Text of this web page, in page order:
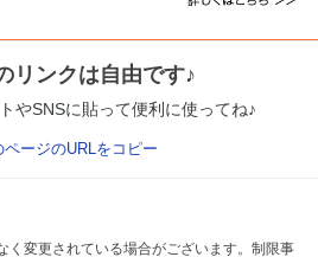
リンクは自由です♪
やSNSに貼って便利に使ってね♪
ページのURLをコピー
く変更されている場合がございます。制限事